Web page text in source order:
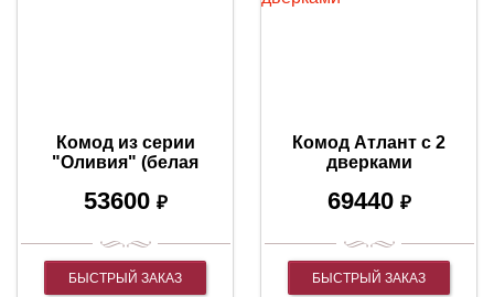
Комод из серии
"Оливия" (белая
патиной)
53600 ₽
БЫСТРЫЙ ЗАКАЗ
Комод Атлант с 2
дверками
69440 ₽
БЫСТРЫЙ ЗАКАЗ